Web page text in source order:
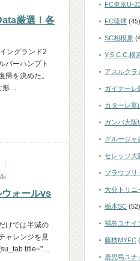
厳選！各
ングランド2
バーハンプト
帰を決めた。
形…
ォールvs
けでは半減の
ャレンジを見
title="…
FC東京U-
FC琉球 (45)
SC相模原
Y.S.C.C.横
アスルクラ
ガイナーレ
カターレ富
ガンバ大阪
グルージャ
セレッソ大
ブラウブリ
大分トリニ
栃木SC (52)
福島ユナイ
藤枝MYFC
鹿児島ユナ